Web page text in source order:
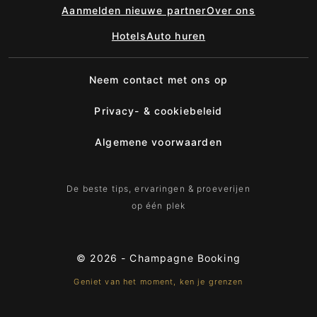
Aanmelden nieuwe partnerOver ons
HotelsAuto huren
Neem contact met ons op
Privacy- & cookiebeleid
Algemene voorwaarden
De beste tips, ervaringen & proeverijen
op één plek
© 2026 -Champagne Booking
Geniet van het moment, ken je grenzen